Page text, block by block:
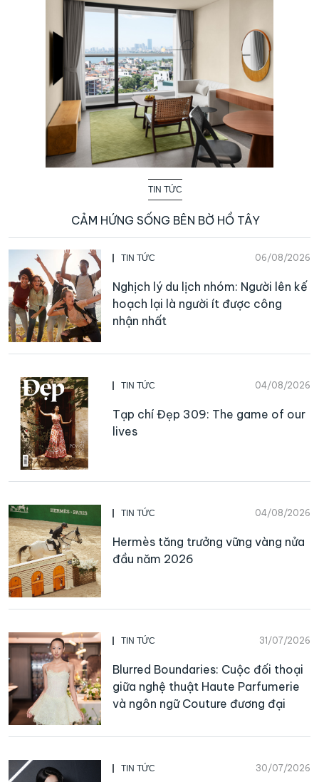
TIN TỨC
CẢM HỨNG SỐNG BÊN BỜ HỒ TÂY
TIN TỨC 06/08/2026
Nghịch lý du lịch nhóm: Người lên kế
hoạch lại là người ít được công
nhận nhất
TIN TỨC 04/08/2026
Tạp chí Đẹp 309: The game of our
lives
TIN TỨC 04/08/2026
Hermès tăng trưởng vững vàng nửa
đầu năm 2026
TIN TỨC 31/07/2026
Blurred Boundaries: Cuộc đối thoại
giữa nghệ thuật Haute Parfumerie
và ngôn ngữ Couture đương đại
TIN TỨC 30/07/2026